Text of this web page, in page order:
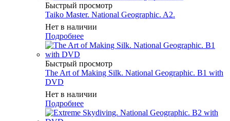
Быстрый просмотр
Taiko Master. National Geographic. A2.
Нет в наличии
Подробнее
Быстрый просмотр
The Art of Making Silk. National Geographic. B1 with
DVD
Нет в наличии
Подробнее